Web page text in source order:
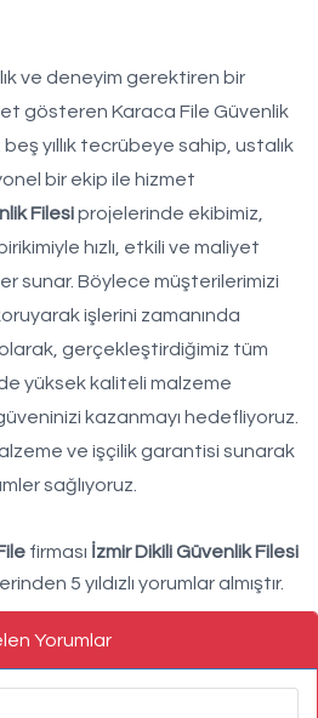
ve deneyim gerektiren bir
gösteren Karaca File Güvenlik
yıllık tecrübeye sahip, ustalık
bir ekip ile hizmet
Filesiprojelerinde ekibimiz,
hızlı, etkili ve maliyet
sunar. Böylece müşterilerimizi
işlerini zamanında
gerçekleştirdiğimiz tüm
yüksek kaliteli malzeme
kazanmayı hedefliyoruz.
ve işçilik garantisi sunarak
sağlıyoruz.
firması İzmir Dikili Güvenlik Filesi
5 yıldızlı yorumlar almıştır.
Yorumlar